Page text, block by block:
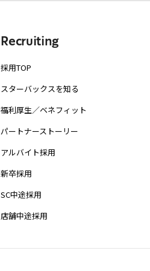
Recruiting
採用TOP
スターバックスを知る
福利厚生／ベネフィット
パートナーストーリー
アルバイト採用
新卒採用
SC中途採用
店舗中途採用